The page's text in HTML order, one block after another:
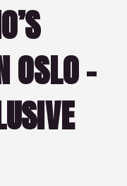
OSLO –